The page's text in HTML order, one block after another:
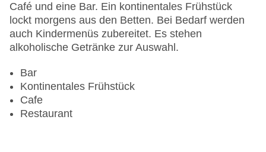
Café und eine Bar. Ein kontinentales Frühstück
lockt morgens aus den Betten. Bei Bedarf werden
auch Kindermenüs zubereitet. Es stehen
alkoholische Getränke zur Auswahl.
Bar
Kontinentales Frühstück
Cafe
Restaurant